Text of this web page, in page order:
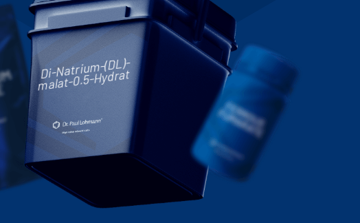
Di-Natrium-(DL)-
malat-0.5-Hydrat